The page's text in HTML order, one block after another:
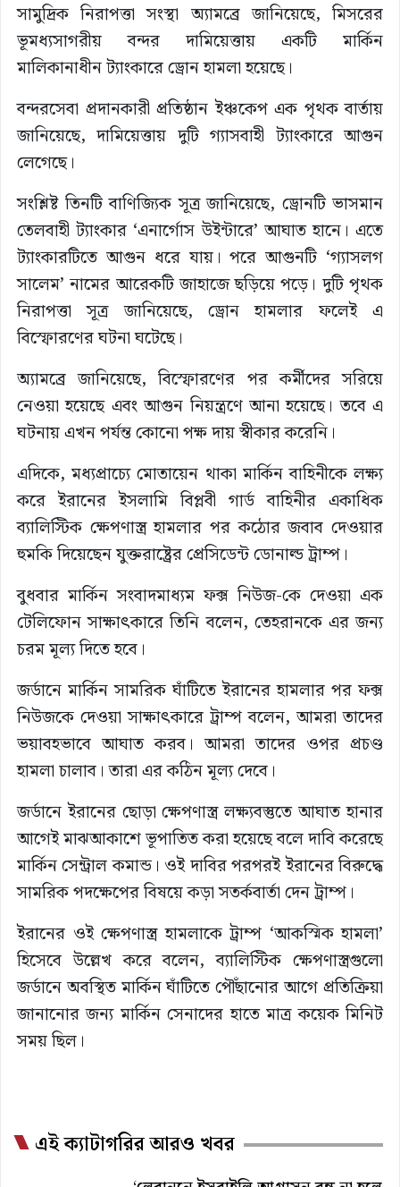
সামুদ্রিক নিরাপত্তা সংস্থা অ্যামব্রে জানিয়েছে, মিসরের
ভূমধ্যসাগরীয় বন্দর দামিয়েত্তায় একটি মার্কিন
মালিকানাধীন ট্যাংকারে ড্রোন হামলা হয়েছে।
বন্দরসেবা প্রদানকারী প্রতিষ্ঠান ইঞ্চকেপ এক পৃথক বার্তায়
জানিয়েছে, দামিয়েত্তায় দুটি গ্যাসবাহী ট্যাংকারে আগুন
লেগেছে।
সংশ্লিষ্ট তিনটি বাণিজ্যিক সূত্র জানিয়েছে, ড্রোনটি ভাসমান
তেলবাহী ট্যাংকার ‘এনার্গোস উইন্টারে’ আঘাত হানে। এতে
ট্যাংকারটিতে আগুন ধরে যায়। পরে আগুনটি ‘গ্যাসলগ
সালেম’ নামের আরেকটি জাহাজে ছড়িয়ে পড়ে। দুটি পৃথক
নিরাপত্তা সূত্র জানিয়েছে, ড্রোন হামলার ফলেই এ
বিস্ফোরণের ঘটনা ঘটেছে।
অ্যামব্রে জানিয়েছে, বিস্ফোরণের পর কর্মীদের সরিয়ে
নেওয়া হয়েছে এবং আগুন নিয়ন্ত্রণে আনা হয়েছে। তবে এ
ঘটনায় এখন পর্যন্ত কোনো পক্ষ দায় স্বীকার করেনি।
এদিকে, মধ্যপ্রাচ্যে মোতায়েন থাকা মার্কিন বাহিনীকে লক্ষ্য
করে ইরানের ইসলামি বিপ্লবী গার্ড বাহিনীর একাধিক
ব্যালিস্টিক ক্ষেপণাস্ত্র হামলার পর কঠোর জবাব দেওয়ার
হুমকি দিয়েছেন যুক্তরাষ্ট্রের প্রেসিডেন্ট ডোনাল্ড ট্রাম্প।
বুধবার মার্কিন সংবাদমাধ্যম ফক্স নিউজ-কে দেওয়া এক
টেলিফোন সাক্ষাৎকারে তিনি বলেন, তেহরানকে এর জন্য
চরম মূল্য দিতে হবে।
জর্ডানে মার্কিন সামরিক ঘাঁটিতে ইরানের হামলার পর ফক্স
নিউজকে দেওয়া সাক্ষাৎকারে ট্রাম্প বলেন, আমরা তাদের
ভয়াবহভাবে আঘাত করব। আমরা তাদের ওপর প্রচণ্ড
হামলা চালাব। তারা এর কঠিন মূল্য দেবে।
জর্ডানে ইরানের ছোড়া ক্ষেপণাস্ত্র লক্ষ্যবস্তুতে আঘাত হানার
আগেই মাঝআকাশে ভূপাতিত করা হয়েছে বলে দাবি করেছে
মার্কিন সেন্ট্রাল কমান্ড। ওই দাবির পরপরই ইরানের বিরুদ্ধে
সামরিক পদক্ষেপের বিষয়ে কড়া সতর্কবার্তা দেন ট্রাম্প।
ইরানের ওই ক্ষেপণাস্ত্র হামলাকে ট্রাম্প ‘আকস্মিক হামলা’
হিসেবে উল্লেখ করে বলেন, ব্যালিস্টিক ক্ষেপণাস্ত্রগুলো
জর্ডানে অবস্থিত মার্কিন ঘাঁটিতে পৌঁছানোর আগে প্রতিক্রিয়া
জানানোর জন্য মার্কিন সেনাদের হাতে মাত্র কয়েক মিনিট
সময় ছিল।
এই ক্যাটাগরির আরও খবর